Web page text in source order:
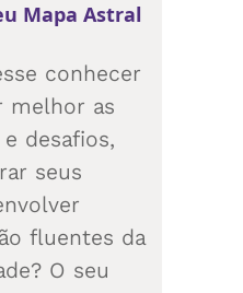
Mapa Astral
conhecer
melhor as
desafios,
seus
fluentes da
O seu